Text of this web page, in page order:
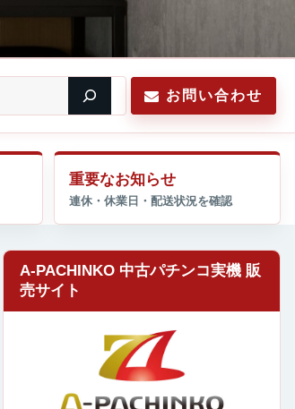
お問い合わせ
重要なお知らせ
A-PACHINKO 中古パチンコ実機 販
売サイト